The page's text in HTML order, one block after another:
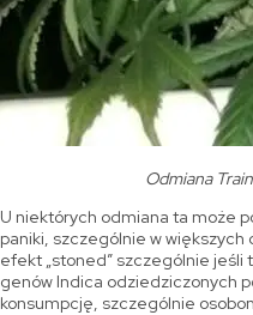
Odmiana
U niektórych odmiana ta może
paniki, szczególnie w
efekt „stoned” szczególnie
genów Indica odziedziczonych
konsumpcję, szczególnie